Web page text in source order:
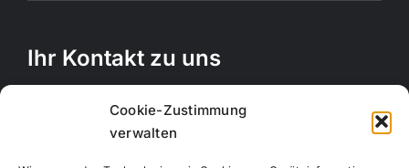
Cookie-Zustimmung
verwalten
Ihr Kontakt zu uns
Rechbergstraße 11
73770 Denkendorf